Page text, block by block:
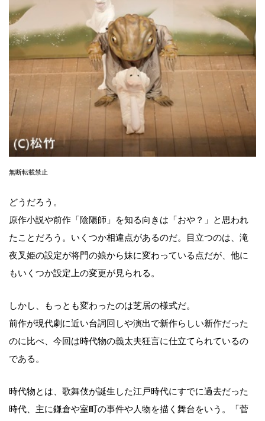
無断転載禁止
どうだろう。
原作小説や前作「陰陽師」を知る向きは「おや？」と思われ
たことだろう。いくつか相違点があるのだ。目立つのは、滝
夜叉姫の設定が将門の娘から妹に変わっている点だが、他に
もいくつか設定上の変更が見られる。
しかし、もっとも変わったのは芝居の様式だ。
前作が現代劇に近い台詞回しや演出で新作らしい新作だった
のに比べ、今回は時代物の義太夫狂言に仕立てられているの
である。
時代物とは、歌舞伎が誕生した江戸時代にすでに過去だった
時代、主に鎌倉や室町の事件や人物を描く舞台をいう。「菅